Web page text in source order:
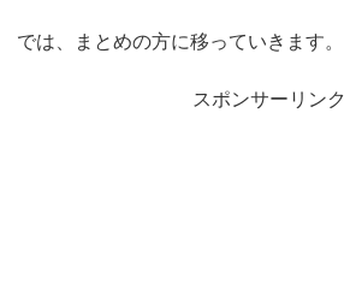
では、まとめの方に移っていきます。
スポンサーリンク